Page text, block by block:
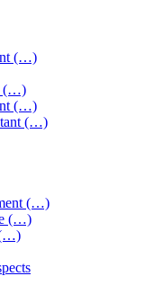
(…)
(…)
(…)
(…)
(…)
(…)
(…)